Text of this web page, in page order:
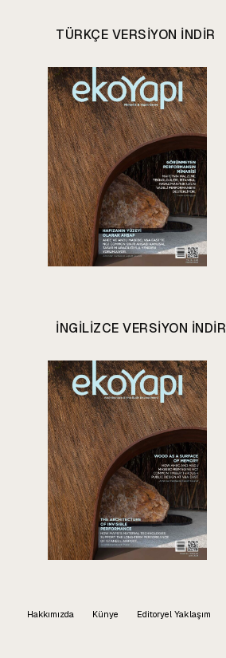
TÜRKÇE VERSIYON INDIR
INGILIZCE VERSIYON INDIR
Hakkımızda Künye Editoryel Yaklaşım